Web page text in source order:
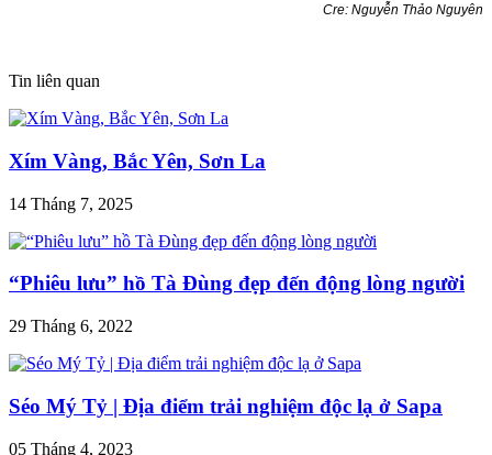
Cre: Nguyễn Thảo Nguyên
Tin liên quan
Xím Vàng, Bắc Yên, Sơn La
14 Tháng 7, 2025
“Phiêu lưu” hồ Tà Đùng đẹp đến động lòng người
29 Tháng 6, 2022
Séo Mý Tỷ | Địa điểm trải nghiệm độc lạ ở Sapa
05 Tháng 4, 2023